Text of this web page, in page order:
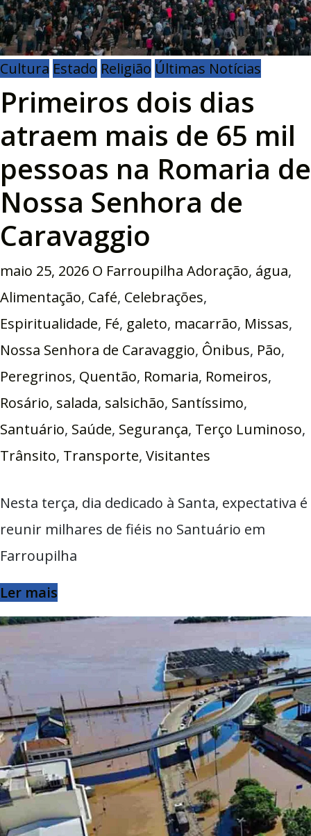
Cultura Estado Religião Últimas Notícias
Primeiros dois dias
atraem mais de 65 mil
pessoas na Romaria de
Nossa Senhora de
Caravaggio
maio 25, 2026 O Farroupilha Adoração, água,
Alimentação, Café, Celebrações,
Espiritualidade, Fé, galeto, macarrão, Missas,
Nossa Senhora de Caravaggio, Ônibus, Pão,
Peregrinos, Quentão, Romaria, Romeiros,
Rosário, salada, salsichão, Santíssimo,
Santuário, Saúde, Segurança, Terço Luminoso,
Trânsito, Transporte, Visitantes
Nesta terça, dia dedicado à Santa, expectativa é
reunir milhares de fiéis no Santuário em
Farroupilha
Ler mais